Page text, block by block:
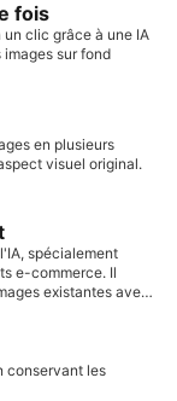
fois
un clic grâce à une IA
sur fond
en plusieurs
visuel original.
spécialement
e-commerce. Il
existantes avec
ainsi que les
aux fiches produits
conservant les